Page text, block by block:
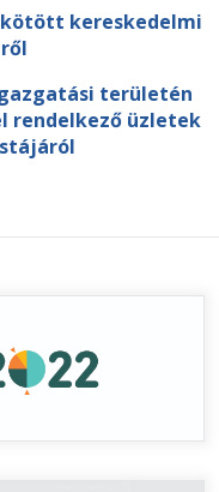
kereskedelmi
területén
rendelkező üzletek